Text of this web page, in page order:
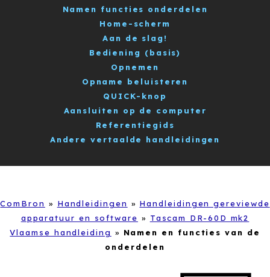
Namen functies onderdelen
Home-scherm
Aan de slag!
Bediening (basis)
Opnemen
Opname beluisteren
QUICK-knop
Aansluiten op de computer
Referentiegids
Andere vertaalde handleidingen
ComBron » Handleidingen » Handleidingen gereviewde
apparatuur en software » Tascam DR-60D mk2
Vlaamse handleiding » Namen en functies van de
onderdelen